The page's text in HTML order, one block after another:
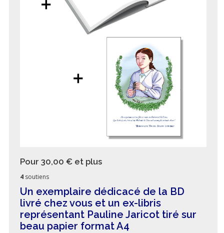
Pour 30,00 € et plus
4 soutiens
Un exemplaire dédicacé de la BD
livré chez vous et un ex-libris
représentant Pauline Jaricot tiré sur
beau papier format A4